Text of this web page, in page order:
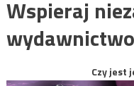
Wspieraj
Czy jest